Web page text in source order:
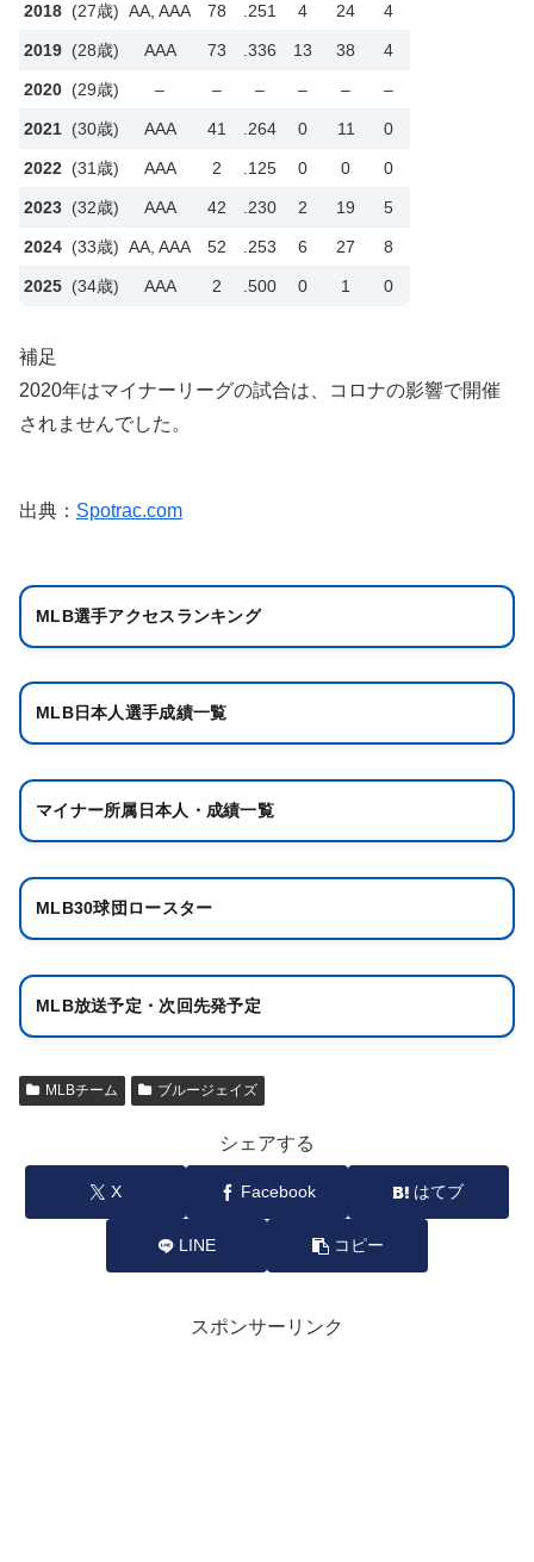
2018 (27歳) AA, AAA 78 .251 4 24 4
2019 (28歳) AAA 73 .336 13 38 4
2020 (29歳) – – – – – –
2021 (30歳) AAA 41 .264 0 11 0
2022 (31歳) AAA 2 .125 0 0 0
2023 (32歳) AAA 42 .230 2 19 5
2024 (33歳) AA, AAA 52 .253 6 27 8
2025 (34歳) AAA 2 .500 0 1 0
補足
2020年はマイナーリーグの試合は、コロナの影響で開催
されませんでした。
出典： Spotrac.com
MLB選手アクセスランキング
MLB日本人選手成績一覧
マイナー所属日本人・成績一覧
MLB30球団ロースター
MLB放送予定・次回先発予定
MLBチーム ブルージェイズ
シェアする
X Facebook はてブ
LINE コピー
スポンサーリンク